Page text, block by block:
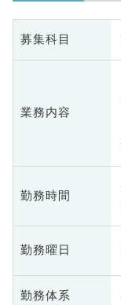
募集科目
業務内容
勤務時間
勤務曜日
勤務体系